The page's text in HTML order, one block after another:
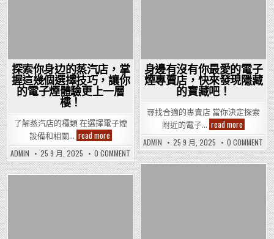
探索你身边的蒸汽店，掌
握這幾個選擇技巧，讓你
的電子煙體驗更上一層
樓！
了解蒸汽店的種類 在選擇電子煙
設備和相關… read more探
索
你
身
边
的
ADMIN 25 9 月, 2025 0 COMMENT ON
探
索
你
身
边
的
蒸
汽
店，
掌
握
身邊有沒有你最愛的電子
煙專賣店，快來發現隱藏
的寶藏吧！
尋找合適的專賣店 當你決定探索
附近的電子… read more身
邊
有
沒
有
你
ADMIN 25 9 月, 2025 0 COMMENT ON
身
邊
有
沒
有
你
最
愛
的
電
子
煙
專